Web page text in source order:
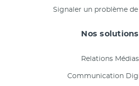
Signaler un problème
Nos solutions
Relations Médias
Communication